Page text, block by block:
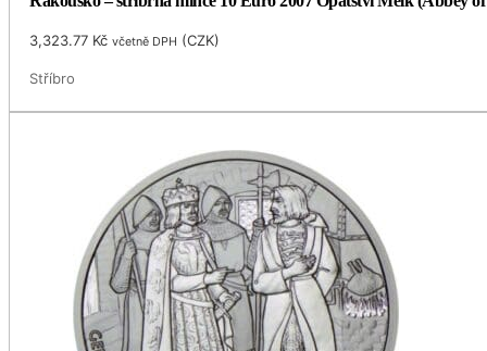
3,323.77 Kč včetně DPH (CZK)
Stříbro